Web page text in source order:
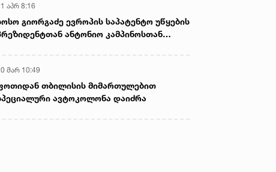
აპრ 8:16
გიორგაძე ევროპის საპატენტო უწყების
ანტონიო კამპინოსთან
მარ 10:49
თბილისის მიმართულებით
ავტოკოლონა დაიძრა